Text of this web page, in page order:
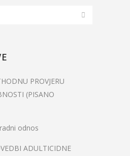
PROVJERU
(PISANO
odnos
ADULTICIDNE